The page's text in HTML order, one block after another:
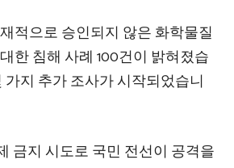
적으로 승인되지 않은 화학물질
한 침해 사례 100건이 밝혀졌습
가지 추가 조사가 시작되었습니
금지 시도로 국민 전선이 공격을